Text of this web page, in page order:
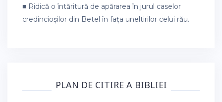
■ Ridică o întăritură de apărarea în jurul caselor
credincioșilor din Betel în fața uneltirilor celui rău.
PLAN DE CITIRE A BIBLIEI